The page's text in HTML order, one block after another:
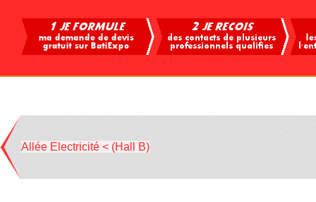
Allée Electricité < (Hall B)